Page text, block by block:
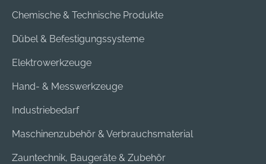
Chemische & Technische Produkte
Dübel & Befestigungssysteme
Elektrowerkzeuge
Hand- & Messwerkzeuge
Industriebedarf
Maschinenzubehör & Verbrauchsmaterial
Zauntechnik, Baugeräte & Zubehör